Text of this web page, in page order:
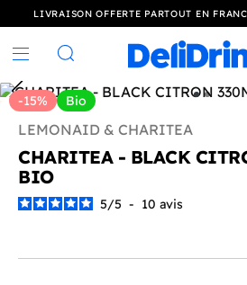
LIVRAISON OFFERTE PARTOUT EN
Rechercher
-15% Bio
LEMONAID & CHARITEA
CHARITEA - BLACK
BIO
5/5 - 10 avis